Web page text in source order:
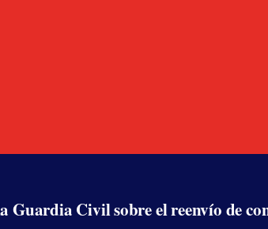
Guardia Civil sobre el reenvío de